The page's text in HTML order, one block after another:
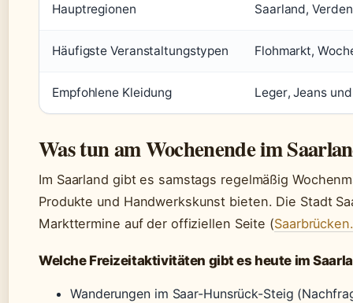
Hauptregionen Saarland,
Häufigste Veranstaltungstypen Flohmarkt,
Empfohlene Kleidung Leger, Jeans
Was tun am Wochenende im
Im Saarland gibt es samstags regelmäßig
Produkte und Handwerkskunst bieten. Die Stadt
Markttermine auf der offiziellen Seite (
Welche Freizeitaktivitäten gibt es heute im
Wanderungen im Saar-Hunsrück-Steig